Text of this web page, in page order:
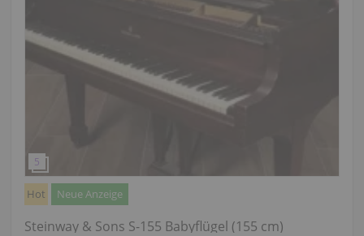
Hot Neue Anzeige
Steinway & Sons S-155 Babyflügel (155 cm)